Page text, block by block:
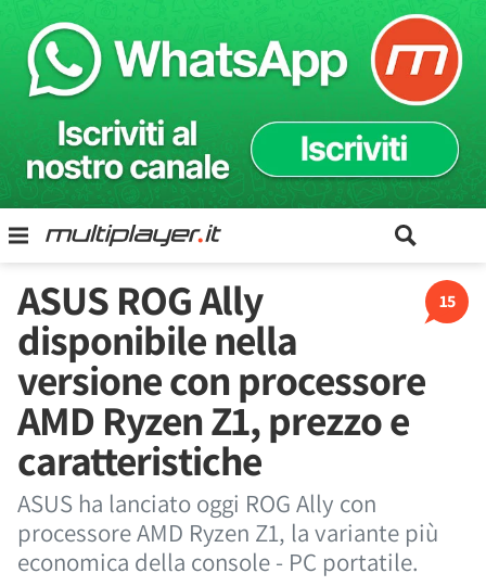
15
ASUS ROG Ally
disponibile nella
versione con processore
AMD Ryzen Z1, prezzo e
caratteristiche
ASUS ha lanciato oggi ROG Ally con
processore AMD Ryzen Z1, la variante più
economica della console - PC portatile.